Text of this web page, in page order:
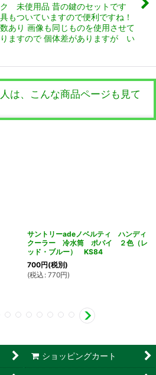
未使用品 昔の鍵のセットです
もついていますので便利ですね！
あり 画像も同じものを使用させて
ますので 個体差がありますが い
は、こんな商品ページも見て
サントリーadeノベルティ ハンディ
クーラー 冷水筒 ポパイ ２色（レ
ッド・ブルー） KS84
700円(税別)
(税込 : 770円)
ショッピングカート